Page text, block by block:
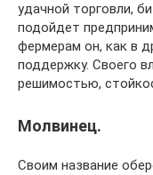
удачной торговли,
подойдет
фермерам он, как в
поддержку. Своего
решимостью,
Молвинец.
Своим название